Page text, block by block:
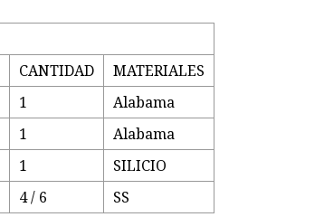
CANTIDAD
MATERIALES
1
Alabama
1
Alabama
1
SILICIO
4 / 6 SS